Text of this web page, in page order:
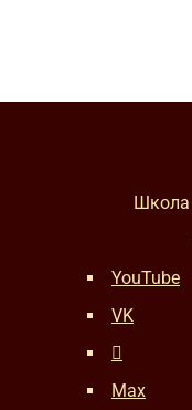
Школа
YouTube
VK
Max